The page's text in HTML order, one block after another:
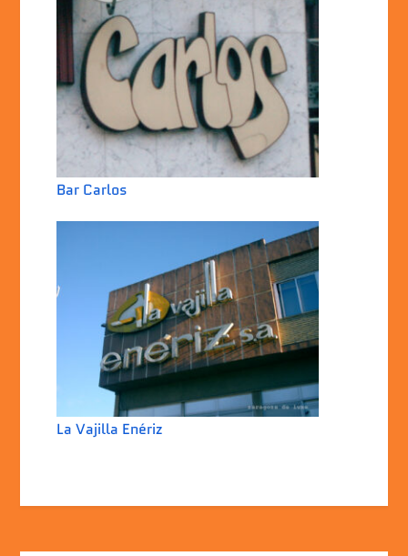
Bar Carlos
La Vajilla Enériz